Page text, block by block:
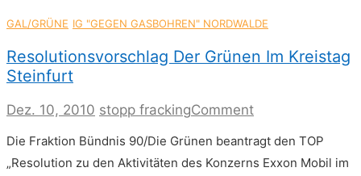
GAL/GRÜNE IG "GEGEN GASBOHREN" NORDWALDE
Resolutionsvorschlag Der Grünen Im Kreistag
Steinfurt
Dez. 10, 2010 stopp frackingCommenton
der
Grünen
Die Fraktion Bündnis 90/Die Grünen beantragt den TOP
„Resolution zu den Aktivitäten des Konzerns Exxon Mobil im